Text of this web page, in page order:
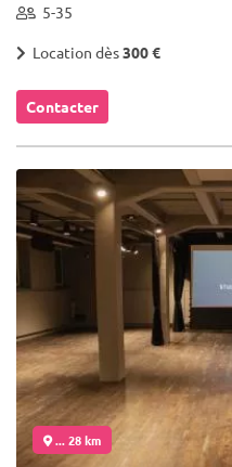
5-35
Location dès300 €
Contacter
... 28 km